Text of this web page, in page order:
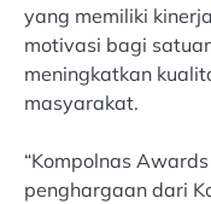
yang memiliki
motivasi bagi
meningkatkan
masyarakat.
“Kompolnas
penghargaan dari